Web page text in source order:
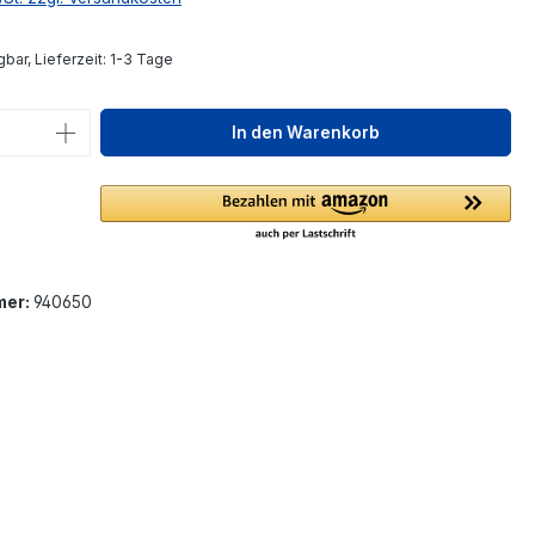
Lieferzeit: 1-3 Tage
Anzahl: Gib den gewünschten Wert
In den Warenkorb
940650